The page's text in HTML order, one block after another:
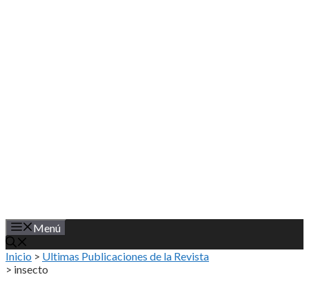
Menú
Inicio > Ultimas Publicaciones de la Revista
> insecto